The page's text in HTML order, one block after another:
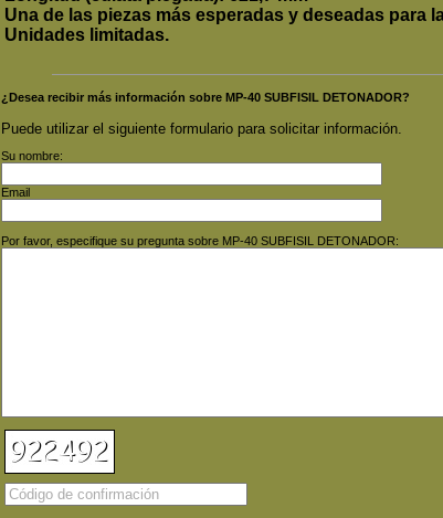
Una de las piezas más esperadas y deseadas
Unidades limitadas.
¿Desea recibir más información sobre MP-40 SUBFISIL DETONADOR?
Puede utilizar el siguiente formulario para solicitar información.
Su nombre:
Email
Por favor, especifique su pregunta sobre MP-40 SUBFISIL DETONADOR: